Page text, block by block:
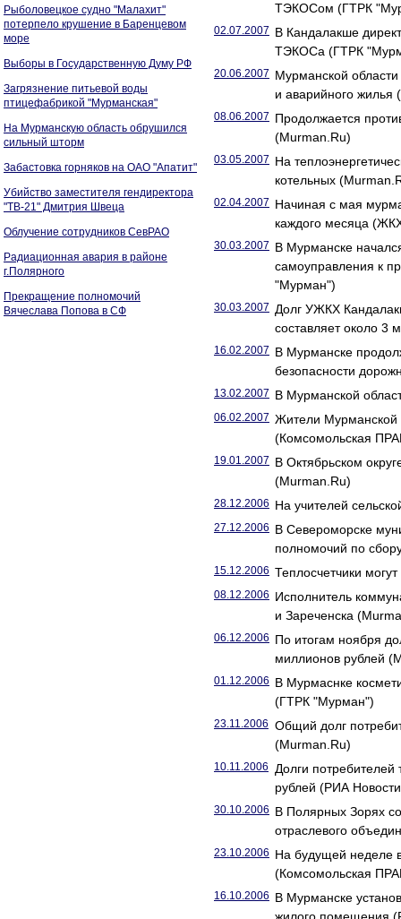
Рыболовецкое судно "Малахит"
потерпело крушение в Баренцевом
море
Выборы в Государственную Думу РФ
Загрязнение питьевой воды
птицефабрикой "Мурманская"
На Мурманскую область обрушился
сильный шторм
Забастовка горняков на ОАО "Апатит"
Убийство заместителя гендиректора
"ТВ-21" Дмитрия Швеца
Облучение сотрудников СевРАО
Радиационная авария в районе
г.Полярного
Прекращение полномочий
Вячеслава Попова в СФ
ТЭКОСом (ГТРК
02.07.2007 В Кандалакше
ТЭКОСа (ГТРК
20.06.2007 Мурманской
и аварийного
08.06.2007 Продолжается
(Murman.Ru)
03.05.2007 На
котельных
02.04.2007 Начиная с мая
каждого месяца
30.03.2007 В Мурманске
самоуправления к
"Мурман")
30.03.2007 Долг УЖКХ
составляет около 3
16.02.2007 В Мурманске
безопасности
13.02.2007 В Мурманской
06.02.2007 Жители Мурманской
(Комсомольская
19.01.2007 В Октябрьском
(Murman.Ru)
28.12.2006 На учителей
27.12.2006 В Североморске
полномочий по
15.12.2006 Теплосчетчики
08.12.2006 Исполнитель
и Зареченска
06.12.2006 По итогам ноября
миллионов рублей
01.12.2006 В Мурмаснке
(ГТРК "Мурман")
23.11.2006 Общий долг
(Murman.Ru)
10.11.2006
Долги
рублей (РИА
30.10.2006 В Полярных Зорях
отраслевого
23.10.2006 На будущей неделе
(Комсомольская
16.10.2006 В Мурманске